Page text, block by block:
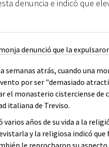
denuncia e indicó que
semanas atrás, cuando una
por ser "demasiado
el monasterio cisterciense de
italiana de Treviso.
varios años de su vida a la
y la religiosa indicó que
le reprocharon su